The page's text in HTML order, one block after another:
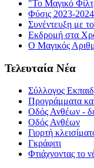
"Το Μαγικό
Φύσις 2023-2024
Συνέντευξη με
Εκδρομή στα
Ο Μαγικός
Τελευταία Νέα
Σύλλογος
Προγράμματα
Οδός Ανθέων -
Οδός Ανθέων
Γιορτή
Γκράφιτι
Φτιάχνοντας το